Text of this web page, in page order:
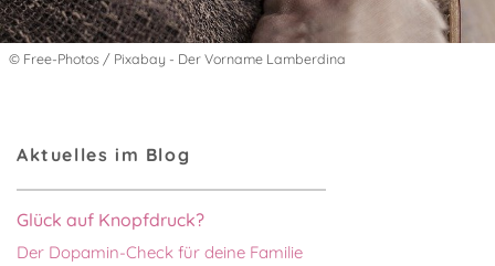
© Free-Photos / Pixabay - Der Vorname Lamberdina
Aktuelles im Blog
Glück auf Knopfdruck?
Der Dopamin-Check für deine Familie